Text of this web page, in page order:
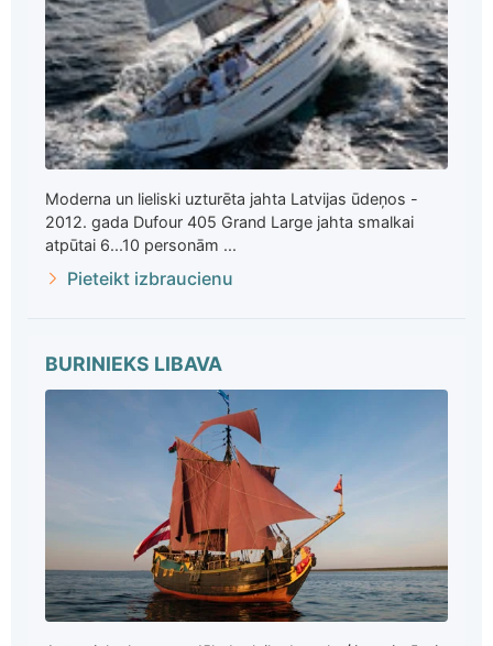
Moderna un lieliski uzturēta jahta Latvijas ūdeņos -
2012. gada Dufour 405 Grand Large jahta smalkai
atpūtai 6...10 personām ...
Pieteikt izbraucienu
BURINIEKS LIBAVA